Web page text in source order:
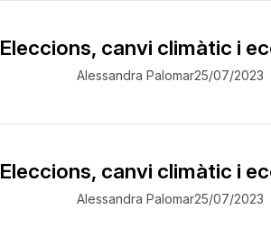
Eleccions, canvi climàtic i
Alessandra Palomar25/07/2023
Eleccions, canvi climàtic i
Alessandra Palomar25/07/2023